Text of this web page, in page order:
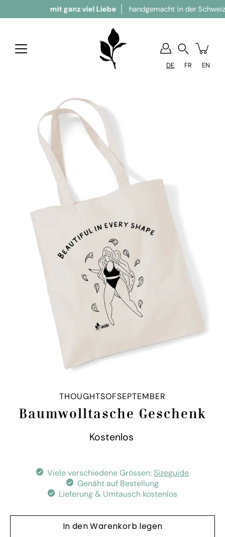
mit ganz viel Liebe handgemacht in der Schweiz
DE FR EN
Bild-Lightbox öffnen
THOUGHTSOFSEPTEMBER
Baumwolltasche Geschenk
Kostenlos
auswählen
Viele verschiedene Grössen: Sizeguide
Genäht auf Bestellung
Lieferung & Umtausch kostenlos
In den Warenkorb legen